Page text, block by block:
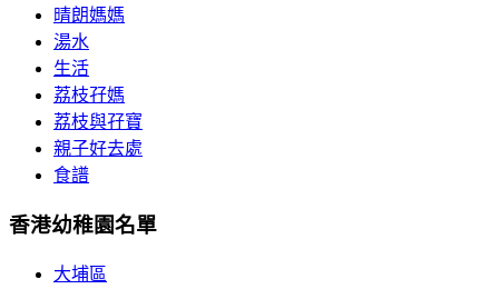
晴朗媽媽
湯水
生活
荔枝孖媽
荔枝與孖寶
親子好去處
食譜
香港幼稚園名單
大埔區